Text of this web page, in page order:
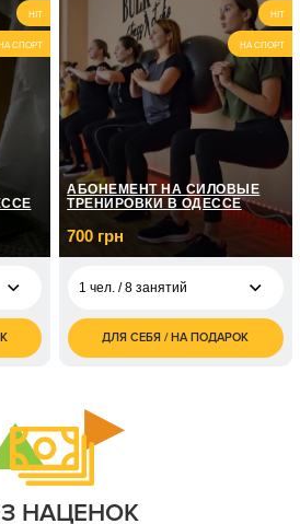
3 000
грн
5 000
грн
10 000
2 чел. / 1 час
500
грн
1 чел. / 12 занятий
1 000
грн
HIT
СПОРТ
2 000
грн
HIT
НА СПОРТ
АБОНЕМЕНТ НА СИЛОВЫЕ
ТРЕНИРОВКИ В ОДЕССЕ
700 грн
1 чел. / 8 занятий
грн
1 чел. / безлимит на
ДЛЯ СЕБЯ / НА ПОДАРОК
НАЦЕНОК